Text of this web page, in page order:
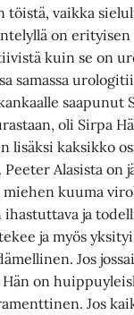
töistä, vaikka
on
kuin se on
samassa
oli Sirpa
lisäksi kaksikko
Alasista
miehen kuuma
ihastuttava ja
ja myös
Jos
on
Jos